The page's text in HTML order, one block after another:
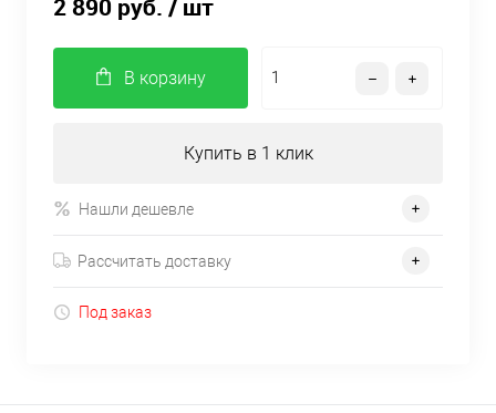
2 890 руб. / шт
В корзину
Купить в 1 клик
Нашли дешевле
Рассчитать доставку
Под заказ